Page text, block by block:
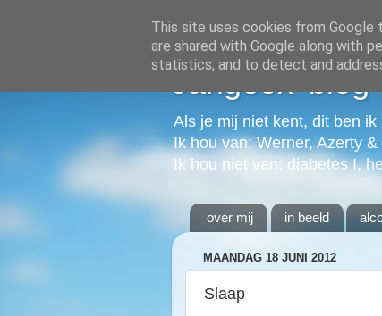
Jangeox' blog
Als je mij niet kent, dit ben
Ik hou van: Werner, Azerty
Ik hou niet van: diabetes I,
over mij in beeld
MAANDAG 18 JUNI 2012
Slaap
This site uses cookies from Google
are shared with Google along with
statistics, and to detect and